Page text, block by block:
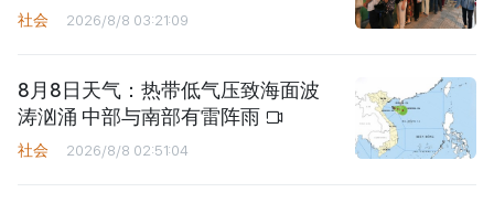
社会 2026/8/8 03:21:09
8月8日天气：热带低气压致海面波
涛汹涌 中部与南部有雷阵雨
社会 2026/8/8 02:51:04